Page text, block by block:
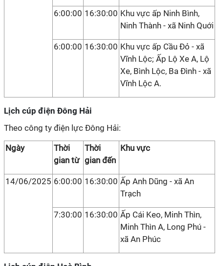
6:00:00 16:30:00 Khu vực ấp Ninh Bình,
Ninh Thành - xã Ninh Quới
6:00:00 16:30:00 Khu vực ấp Cầu Đỏ - xã
Vĩnh Lộc; Ấp Lộ Xe A, Lộ
Xe, Bình Lộc, Ba Đình - xã
Vĩnh Lộc A.
Lịch cúp điện Đông Hải
Theo công ty điện lực Đông Hải:
Ngày
Thời
gian từ
Thời
gian đến
Khu vực
14/06/2025 6:00:00 16:30:00 Ấp Anh Dũng - xã An
Trạch
7:30:00 16:30:00 Ấp Cái Keo, Minh Thìn,
Minh Thìn A, Long Phú -
xã An Phúc